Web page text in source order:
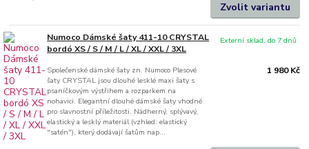
Zvolit variantu
Numoco Dámské šaty 411-10 CRYSTAL
bordó XS / S / M / L / XL / XXL / 3XL
Společenské dámské šaty zn. Numoco Plesové
šaty CRYSTAL jsou dlouhé lesklé maxi šaty s
psaníčkovým výstřihem a rozparkem na
nohavici. Elegantní dlouhé dámské šaty vhodné
pro slavnostní příležitosti. Nádherný, splývavý,
elastický a lesklý materiál (vzhled: elastický
"satén"), který dodávají šatům nap...
1 980 Kč
Externí sklad, do 7 dnů